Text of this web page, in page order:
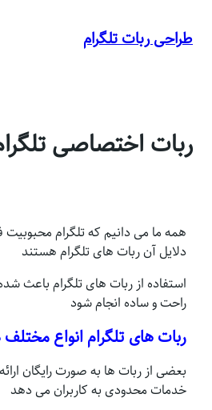
محتوا
طراحی ربات تلگرام
ربات اختصاصی
همه ما می دانیم که تلگرام محبوبیت
دلایل آن ربات های تلگرام هستند
استفاده از ربات های تلگرام باعث
راحت و ساده انجام شود
ربات های تلگرام انواع مختلف
بعضی از ربات ها به صورت رایگان
خدمات محدودی به کاربران می دهد